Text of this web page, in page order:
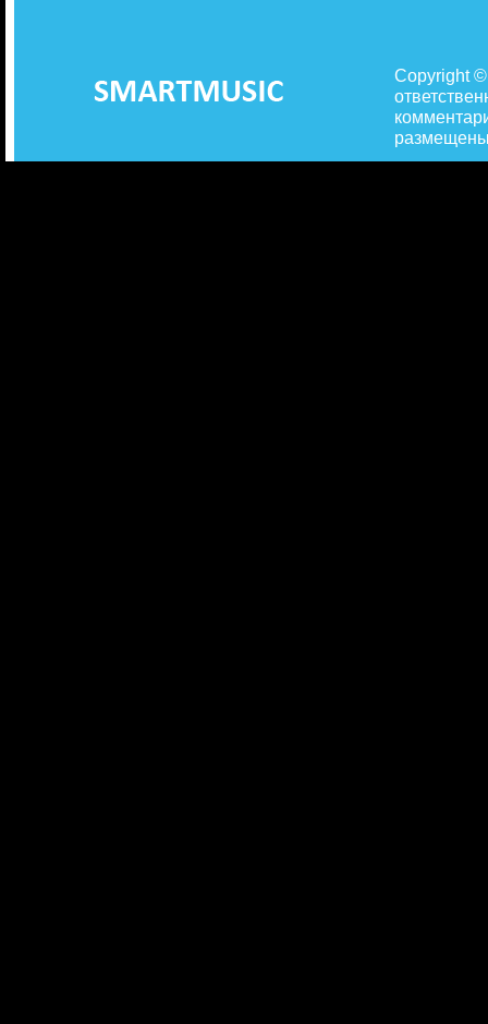
Copyright
размещены